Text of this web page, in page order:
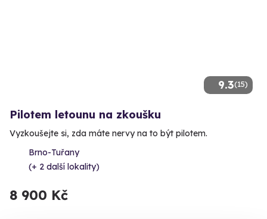
9.3(15)
Pilotem letounu na zkoušku
Vyzkoušejte si, zda máte nervy na to být pilotem.
Brno-Tuřany
(+ 2 další lokality)
8 900 Kč